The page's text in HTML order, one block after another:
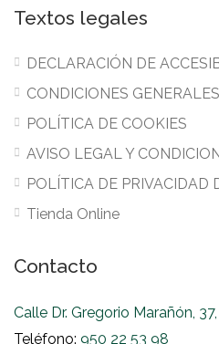
Textos legales
DECLARACIÓN DE
CONDICIONES
POLÍTICA DE COOKIES
AVISO LEGAL Y
POLÍTICA DE PRIVACIDAD
Tienda Online
Contacto
Calle Dr. Gregorio Marañón,
Teléfono: 950 22 53 98